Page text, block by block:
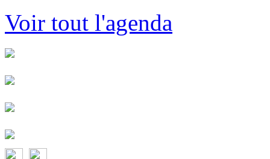
Voir tout l'agenda